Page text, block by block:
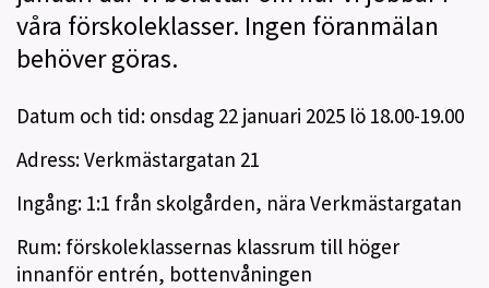
våra förskoleklasser. Ingen föranmälan
behöver göras.
Datum och tid: onsdag 22 januari 2025 lö 18.00-19.00
Adress: Verkmästargatan 21
Ingång: 1:1 från skolgården, nära Verkmästargatan
Rum: förskoleklassernas klassrum till höger
innanför entrén, bottenvåningen